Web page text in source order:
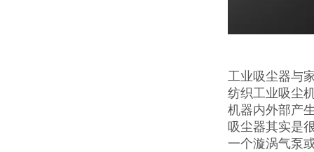
工业吸尘器与
纺织工业吸尘
机器内外部产
吸尘器其实是
一个漩涡气泵